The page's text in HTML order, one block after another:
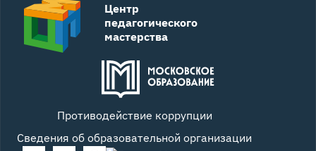
Центр
педагогического
мастерства
Противодействие коррупции
Сведения об образовательной организации